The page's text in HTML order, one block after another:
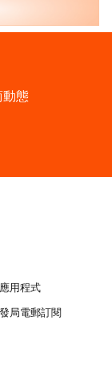
動態
用程式
局電郵訂閱